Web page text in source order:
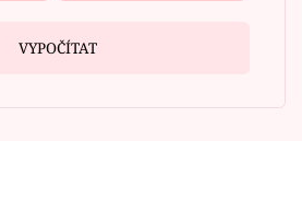
VYPOČÍTAT